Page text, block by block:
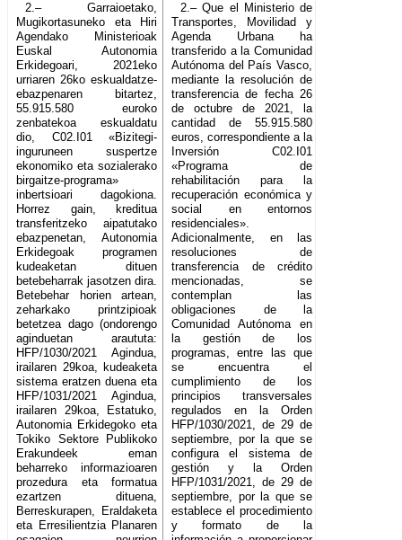
2.– Garraioetako,
Mugikortasuneko eta Hiri
Agendako Ministerioak
Euskal Autonomia
Erkidegoari, 2021eko
urriaren 26ko eskualdatze-
ebazpenaren bitartez,
55.915.580 euroko
zenbatekoa eskualdatu
dio, C02.I01 «Bizitegi-
inguruneen suspertze
ekonomiko eta sozialerako
birgaitze-programa»
inbertsioari dagokiona.
Horrez gain, kreditua
transferitzeko aipatutako
ebazpenetan, Autonomia
Erkidegoak programen
kudeaketan dituen
betebeharrak jasotzen dira.
Betebehar horien artean,
zeharkako printzipioak
betetzea dago (ondorengo
aginduetan araututa:
HFP/1030/2021 Agindua,
irailaren 29koa, kudeaketa
sistema eratzen duena eta
HFP/1031/2021 Agindua,
irailaren 29koa, Estatuko,
Autonomia Erkidegoko eta
Tokiko Sektore Publikoko
Erakundeek eman
beharreko informazioaren
prozedura eta formatua
ezartzen dituena,
Berreskurapen, Eraldaketa
eta Erresilientzia Planaren
2.– Que el Ministerio de
Transportes, Movilidad y
Agenda Urbana ha
transferido a la Comunidad
Autónoma del País Vasco,
mediante la resolución de
transferencia de fecha 26
de octubre de 2021, la
cantidad de 55.915.580
euros, correspondiente a la
Inversión C02.I01
«Programa de
rehabilitación para la
recuperación económica y
social en entornos
residenciales».
Adicionalmente, en las
resoluciones de
transferencia de crédito
mencionadas, se
contemplan las
obligaciones de la
Comunidad Autónoma en
la gestión de los
programas, entre las que
se encuentra el
cumplimiento de los
principios transversales
regulados en la Orden
HFP/1030/2021, de 29 de
septiembre, por la que se
configura el sistema de
gestión y la Orden
HFP/1031/2021, de 29 de
septiembre, por la que se
establece el procedimiento
y formato de la